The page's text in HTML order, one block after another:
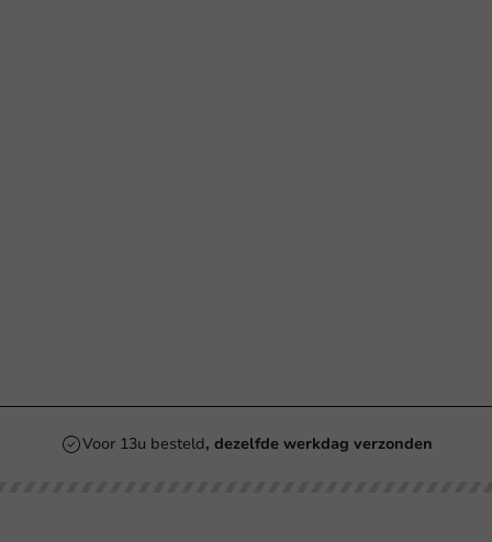
Voor 13u besteld, dezelfde werkdag verzonden